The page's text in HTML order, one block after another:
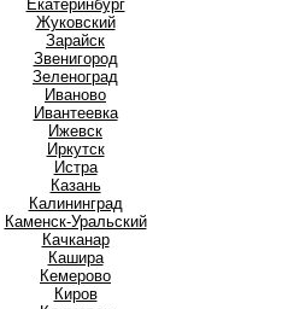
Екатеринбург
Жуковский
Зарайск
Звенигород
Зеленоград
Иваново
Ивантеевка
Ижевск
Иркутск
Истра
Казань
Калининград
Каменск-Уральский
Качканар
Кашира
Кемерово
Киров